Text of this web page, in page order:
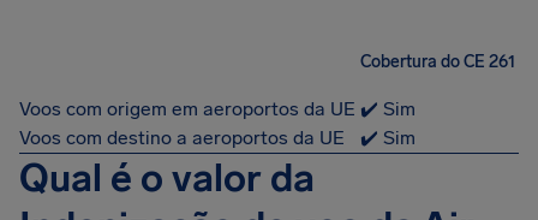
Cobertura do CE 261
Voos com origem em aeroportos da UE ✔️ Sim
Voos com destino a aeroportos da UE
✔️ Sim
Qual é o valor da